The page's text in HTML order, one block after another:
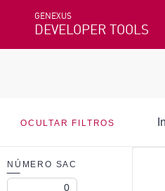
GENEXUS
DEVELOPER TOOLS